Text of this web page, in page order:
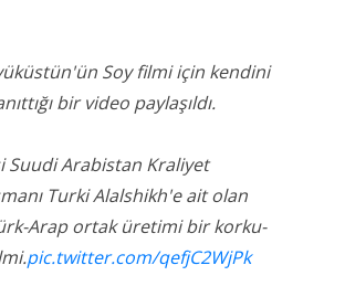
Soy filmi için kendini
bir video paylaşıldı.
Suudi Arabistan Kraliyet
Turki Alalshikh'e ait olan
Arap ortak üretimi bir korku-
pic.twitter.com/qefjC2WjPk